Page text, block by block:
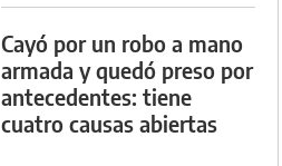
Cayó por un robo a mano
armada y quedó preso por
antecedentes: tiene
cuatro causas abiertas